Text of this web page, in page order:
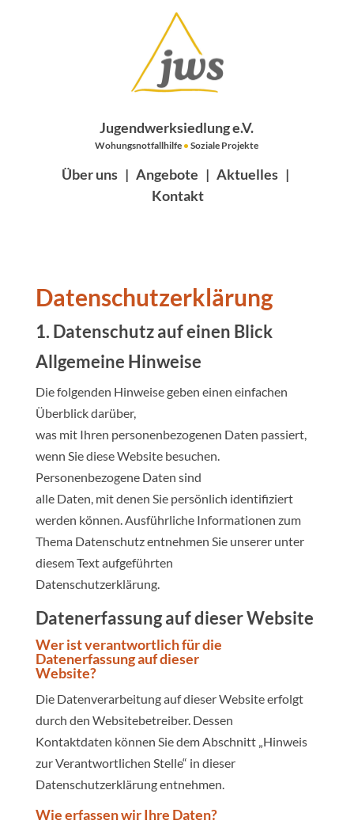
Jugendwerksiedlung e.V.
Wohungsnotfallhilfe • Soziale Projekte
Über uns |Angebote |Aktuelles |
Kontakt
Datenschutz­erklärung
1. Datenschutz auf einen Blick
Allgemeine Hinweise
Die folgenden Hinweise geben einen einfachen
Überblick darüber,
was mit Ihren personenbezogenen Daten passiert,
wenn Sie diese Website besuchen.
Personenbezogene Daten sind
alle Daten, mit denen Sie persönlich identifiziert
werden können. Ausführliche Informationen zum
Thema Datenschutz entnehmen Sie unserer unter
diesem Text aufgeführten
Datenschutzerklärung.
Datenerfassung auf dieser Website
Wer ist verantwortlich für die
Datenerfassung auf dieser
Website?
Die Datenverarbeitung auf dieser Website erfolgt
durch den Websitebetreiber. Dessen
Kontaktdaten können Sie dem Abschnitt „Hinweis
zur Verantwortlichen Stelle“ in dieser
Datenschutzerklärung entnehmen.
Wie erfassen wir Ihre Daten?